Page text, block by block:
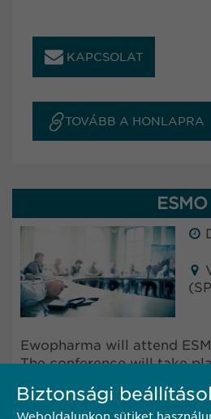
KAPCSOLAT
TOVÁBB A HONLAPRA
ESMO
Ewopharma will attend
The conference will take
Biztonsági